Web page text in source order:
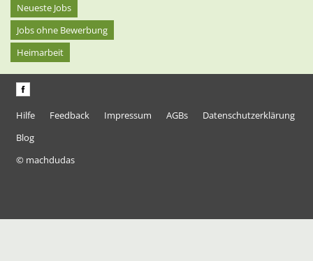
Neueste Jobs
Jobs ohne Bewerbung
Heimarbeit
Hilfe Feedback Impressum AGBs
Datenschutzerklärung
Blog
© machdudas